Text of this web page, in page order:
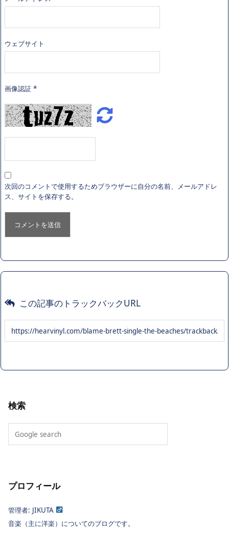
ウェブサイト
画像認証 *
次回のコメントで使用するためブラウザーに自分の名前、メールアドレ
ス、サイトを保存する。
この記事のトラックバックURL
検索
プロフィール
管理者: JIKUTA
音楽（主に洋楽）についてのブログです。